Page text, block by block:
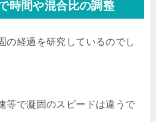
時間や混合比の調整
の経過を研究しているのでし
等で凝固のスピードは違うで